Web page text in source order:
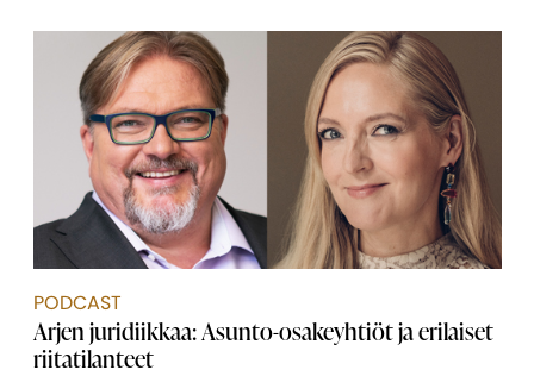
PODCAST
Arjen juridiikkaa: Asunto-osakeyhtiöt ja erilaiset
riitatilanteet